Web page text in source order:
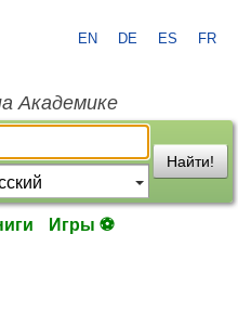
EN DE ES FR
Академике
Найти!
Игры ⚽